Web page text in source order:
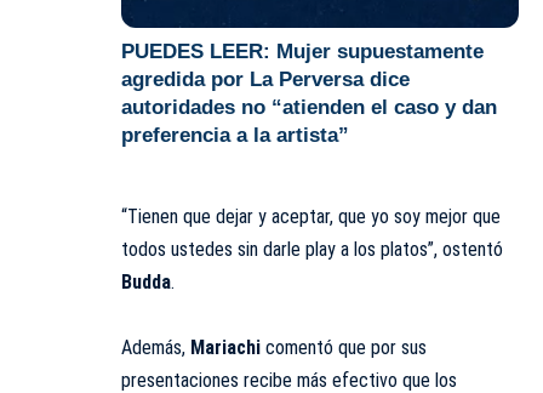
PUEDES LEER: Mujer supuestamente
agredida por La Perversa dice
autoridades no “atienden el caso y dan
preferencia a la artista”
“Tienen que dejar y aceptar, que yo soy mejor que
todos ustedes sin darle play a los platos”, ostentó
Budda.
Además, Mariachi comentó que por sus
presentaciones recibe más efectivo que los